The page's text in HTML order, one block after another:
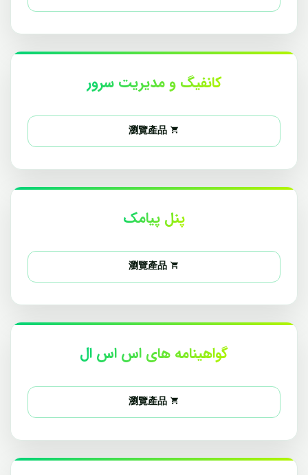
کانفیگ و مدیریت سرور
瀏覽產品
پنل پیامک
瀏覽產品
گواهینامه های اس اس ال
瀏覽產品